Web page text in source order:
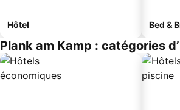
Hôtel Bed &
Plank am Kamp : catégories